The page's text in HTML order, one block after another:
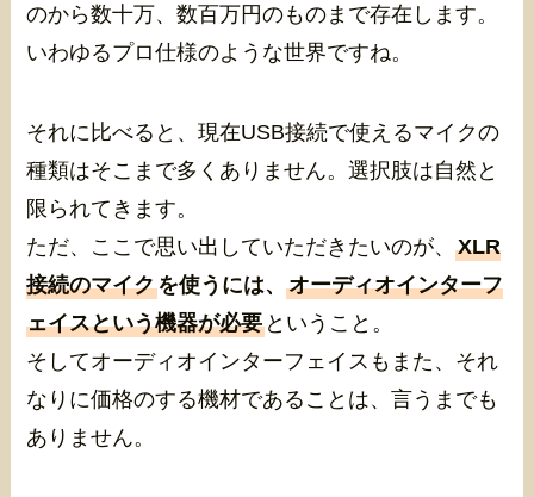
のから数十万、数百万円のものまで存在します。
いわゆるプロ仕様のような世界ですね。
それに比べると、現在USB接続で使えるマイクの
種類はそこまで多くありません。選択肢は自然と
限られてきます。
ただ、ここで思い出していただきたいのが、XLR
接続のマイクを使うには、オーディオインターフ
ェイスという機器が必要 ということ。
そしてオーディオインターフェイスもまた、それ
なりに価格のする機材であることは、言うまでも
ありません。